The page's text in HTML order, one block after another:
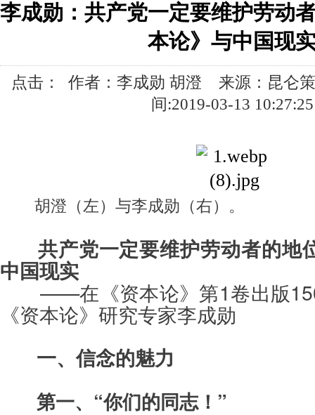
李成勋：共产党一定要维护劳
本论》与中国现
点击：
作者：李成勋 胡澄 来源：昆仑
间:2019-03-13 10:27:25
胡澄（左）与李成勋（右）。
共产党一定要维护劳动者的地
中国现实
——在《资本论》第1卷出版
《资本论》研究专家李成勋
一、信念的魅力
第一、“你们的同志！”